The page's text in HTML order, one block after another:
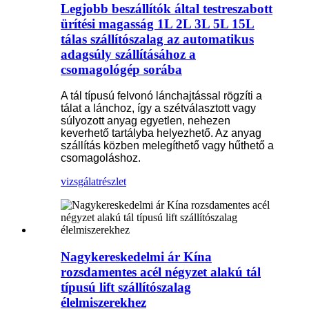
Legjobb beszállítók által testreszabott
ürítési magasság 1L 2L 3L 5L 15L
tálas szállítószalag az automatikus
adagsúly szállításához a
csomagológép sorába
A tál típusú felvonó lánchajtással rögzíti a
tálat a lánchoz, így a szétválasztott vagy
súlyozott anyag egyetlen, nehezen
keverhető tartályba helyezhető. Az anyag
szállítás közben melegíthető vagy hűthető a
csomagoláshoz.
vizsgálatrészlet
Nagykereskedelmi ár Kína
rozsdamentes acél négyzet alakú tál
típusú lift szállítószalag
élelmiszerekhez